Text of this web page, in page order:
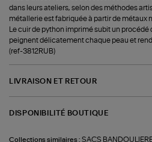
dans leurs ateliers, selon des méthodes
métallerie est fabriquée à partir de métaux
Le cuir de python imprimé subit un
peignent délicatement chaque peau et
(ref-3812RUB)
LIVRAISON ET RETOUR
DISPONIBILITÉ BOUTIQUE
Collections similaires : SACS